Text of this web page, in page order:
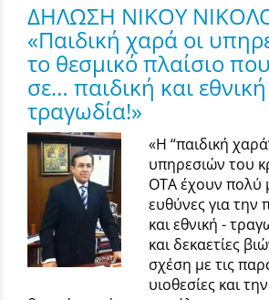
ΔΗΛΩΣΗ ΝΙΚΟΥ
«Παιδική χαρά οι
το θεσμικό πλαίσιο
σε… παιδική και εθνική
τραγωδία!»
«Η “παιδική
υπηρεσιών του
ΟΤΑ έχουν πολύ
ευθύνες για την
και εθνική -
και δεκαετίες
σχέση με τις
υιοθεσίες και